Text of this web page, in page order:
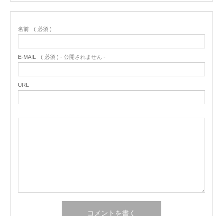
名前 ( 必須 )
E-MAIL ( 必須 ) - 公開されません -
URL